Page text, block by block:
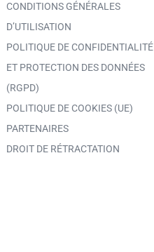
CONDITIONS GÉNÉRALES
D’UTILISATION
POLITIQUE DE CONFIDENTIALITÉ
ET PROTECTION DES DONNÉES
(RGPD)
POLITIQUE DE COOKIES (UE)
PARTENAIRES
DROIT DE RÉTRACTATION